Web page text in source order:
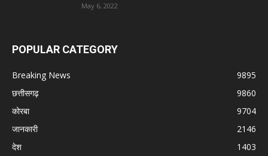
May 6, 2022
POPULAR CATEGORY
Breaking News
9895
छत्तीसगढ़
9860
कोरबा
9704
जानकारी
2146
देश
1403